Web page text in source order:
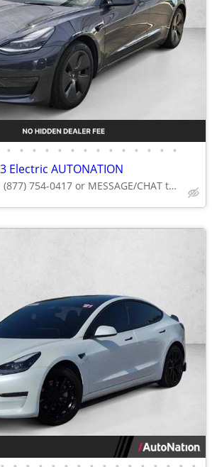
• • • • • • • • • • • • • •
Electric AUTONATION
Call (877) 754-0417 or MESSAGE/CHAT to confirm availability